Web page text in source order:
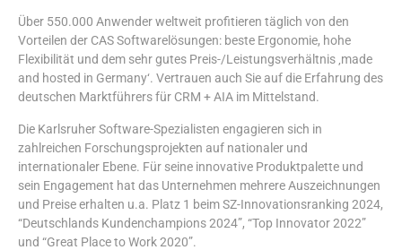
Über 550.000 Anwender weltweit profitieren täglich von den
Vorteilen der CAS Softwarelösungen: beste Ergonomie, hohe
Flexibilität und dem sehr gutes Preis-/Leistungsverhältnis ‚made
and hosted in Germany‘. Vertrauen auch Sie auf die Erfahrung des
deutschen Marktführers für CRM + AIA im Mittelstand.
Die Karlsruher Software-Spezialisten engagieren sich in
zahlreichen Forschungsprojekten auf nationaler und
internationaler Ebene. Für seine innovative Produktpalette und
sein Engagement hat das Unternehmen mehrere Auszeichnungen
und Preise erhalten u.a. Platz 1 beim SZ-Innovationsranking 2024,
“Deutschlands Kundenchampions 2024”, “Top Innovator 2022”
und “Great Place to Work 2020”.